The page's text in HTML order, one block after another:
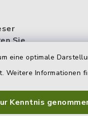
eine optimale
Informationen
Kenntnis
Sie